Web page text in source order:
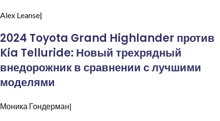
Alex Leanse|
2024 Toyota Grand Highlander против
Kia Telluride: Новый трехрядный
внедорожник в сравнении с лучшими
моделями
Моника Гондерман|